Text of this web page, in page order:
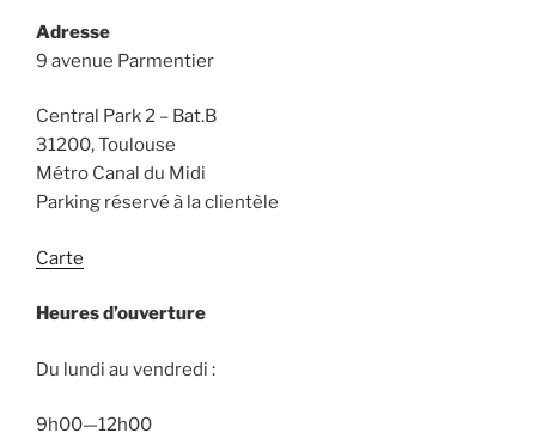
Adresse
9 avenue Parmentier
Central Park 2 – Bat.B
31200, Toulouse
Métro Canal du Midi
Parking réservé à la clientèle
Carte
Heures d’ouverture
Du lundi au vendredi :
9h00—12h00